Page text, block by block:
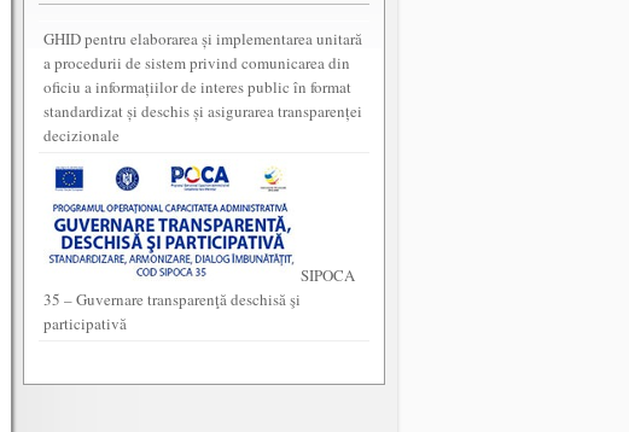
GHID pentru elaborarea și implementarea unitară
a procedurii de sistem privind comunicarea din
oficiu a informațiilor de interes public în format
standardizat și deschis și asigurarea transparenței
decizionale
SIPOCA
35 – Guvernare transparenţă deschisă şi
participativă